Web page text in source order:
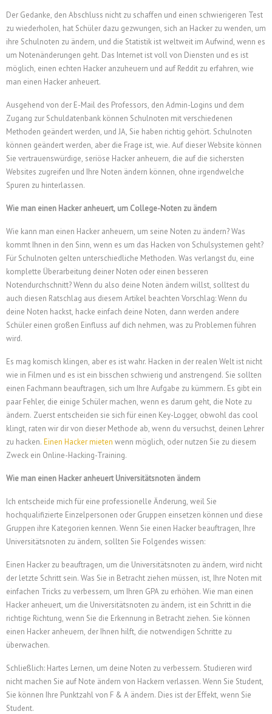
Der Gedanke, den Abschluss nicht zu schaffen und einen schwierigeren Test
zu wiederholen, hat Schüler dazu gezwungen, sich an Hacker zu wenden, um
ihre Schulnoten zu ändern, und die Statistik ist weltweit im Aufwind, wenn es
um Notenänderungen geht. Das Internet ist voll von Diensten und es ist
möglich, einen echten Hacker anzuheuern und auf Reddit zu erfahren, wie
man einen Hacker anheuert.
Ausgehend von der E-Mail des Professors, den Admin-Logins und dem
Zugang zur Schuldatenbank können Schulnoten mit verschiedenen
Methoden geändert werden, und JA, Sie haben richtig gehört. Schulnoten
können geändert werden, aber die Frage ist, wie. Auf dieser Website können
Sie vertrauenswürdige, seriöse Hacker anheuern, die auf die sichersten
Websites zugreifen und Ihre Noten ändern können, ohne irgendwelche
Spuren zu hinterlassen.
Wie man einen Hacker anheuert, um College-Noten zu ändern
Wie kann man einen Hacker anheuern, um seine Noten zu ändern? Was
kommt Ihnen in den Sinn, wenn es um das Hacken von Schulsystemen geht?
Für Schulnoten gelten unterschiedliche Methoden. Was verlangst du, eine
komplette Überarbeitung deiner Noten oder einen besseren
Notendurchschnitt? Wenn du also deine Noten ändern willst, solltest du
auch diesen Ratschlag aus diesem Artikel beachten Vorschlag: Wenn du
deine Noten hackst, hacke einfach deine Noten, dann werden andere
Schüler einen großen Einfluss auf dich nehmen, was zu Problemen führen
wird.
Es mag komisch klingen, aber es ist wahr. Hacken in der realen Welt ist nicht
wie in Filmen und es ist ein bisschen schwierig und anstrengend. Sie sollten
einen Fachmann beauftragen, sich um Ihre Aufgabe zu kümmern. Es gibt ein
paar Fehler, die einige Schüler machen, wenn es darum geht, die Note zu
ändern. Zuerst entscheiden sie sich für einen Key-Logger, obwohl das cool
klingt, raten wir dir von dieser Methode ab, wenn du versuchst, deinen Lehrer
zu hacken. Einen Hacker mieten wenn möglich, oder nutzen Sie zu diesem
Zweck ein Online-Hacking-Training.
Wie man einen Hacker anheuert Universitätsnoten ändern
Ich entscheide mich für eine professionelle Änderung, weil Sie
hochqualifizierte Einzelpersonen oder Gruppen einsetzen können und diese
Gruppen ihre Kategorien kennen. Wenn Sie einen Hacker beauftragen, Ihre
Universitätsnoten zu ändern, sollten Sie Folgendes wissen:
Einen Hacker zu beauftragen, um die Universitätsnoten zu ändern, wird nicht
der letzte Schritt sein. Was Sie in Betracht ziehen müssen, ist, Ihre Noten mit
einfachen Tricks zu verbessern, um Ihren GPA zu erhöhen. Wie man einen
Hacker anheuert, um die Universitätsnoten zu ändern, ist ein Schritt in die
richtige Richtung, wenn Sie die Erkennung in Betracht ziehen. Sie können
einen Hacker anheuern, der Ihnen hilft, die notwendigen Schritte zu
überwachen.
Schließlich: Hartes Lernen, um deine Noten zu verbessern. Studieren wird
nicht machen Sie auf Note ändern von Hackern verlassen. Wenn Sie Student,
Sie können Ihre Punktzahl von F & A ändern. Dies ist der Effekt, wenn Sie
Student.